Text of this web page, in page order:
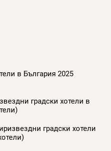
в България 2025
градски хотели в
градски хотели